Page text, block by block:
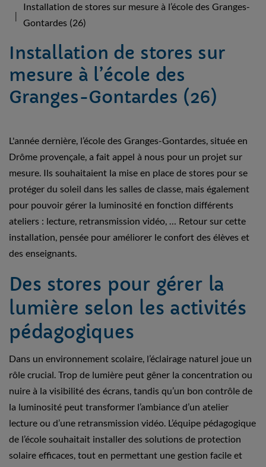
Installation de stores sur mesure à l’école des Granges-
Gontardes (26)
Installation de stores sur
mesure à l’école des
Granges-Gontardes (26)
L'année dernière, l’école des Granges-Gontardes, située en
Drôme provençale, a fait appel à nous pour un projet sur
mesure. Ils souhaitaient la mise en place de stores pour se
protéger du soleil dans les salles de classe, mais également
pour pouvoir gérer la luminosité en fonction différents
ateliers : lecture, retransmission vidéo, … Retour sur cette
installation, pensée pour améliorer le confort des élèves et
des enseignants.
Des stores pour gérer la
lumière selon les activités
pédagogiques
Dans un environnement scolaire, l’éclairage naturel joue un
rôle crucial. Trop de lumière peut gêner la concentration ou
nuire à la visibilité des écrans, tandis qu’un bon contrôle de
la luminosité peut transformer l’ambiance d’un atelier
lecture ou d’une retransmission vidéo. L’équipe pédagogique
de l’école souhaitait installer des solutions de protection
solaire efficaces, tout en permettant une gestion facile et